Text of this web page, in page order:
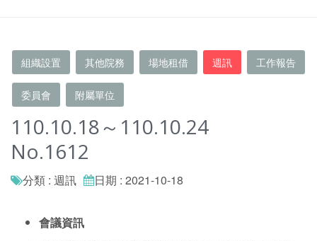
組織設置 其他院務 場地租借 週訊 工作報告
委員會 附屬單位
110.10.18～110.10.24
No.1612
分類 : 週訊 日期 : 2021-10-18
會議資訊